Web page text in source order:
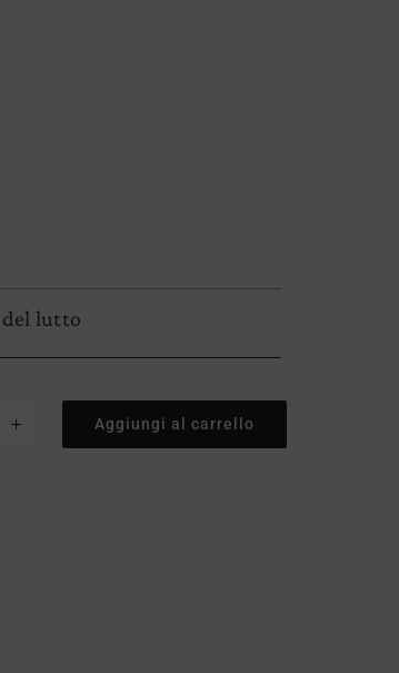
del lutto
Aggiungi al carrello